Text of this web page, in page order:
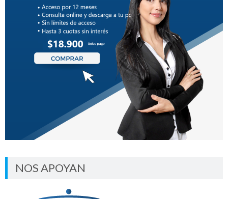
NOS APOYAN